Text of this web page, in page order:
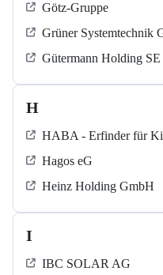
Götz-Gruppe
Grüner Systemtechnik
Gütermann Holding SE
H
HABA - Erfinder für
Hagos eG
Heinz Holding GmbH
I
IBC SOLAR AG